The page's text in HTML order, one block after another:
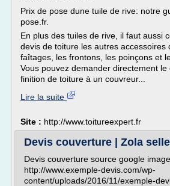
Prix de pose dune tuile de rive: notre
pose.fr.
En plus des tuiles de rive, il faut aussi
devis de toiture les autres accessoires
faîtages, les frontons, les poinçons et
Vous pouvez demander directement le
finition de toiture à un couvreur...
Lire la suite
Site : http://www.toitureexpert.fr
Devis couverture | Zola
Devis couverture source google
http://www.exemple-devis.com/wp-
content/uploads/2016/11/exemple-